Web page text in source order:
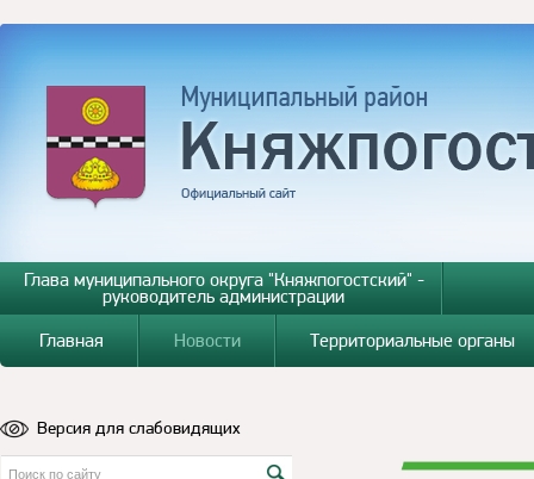
Глава муниципального округа "Княжпогостский" -
руководитель администрации
Главная
Новости Территориальные органы
Версия для слабовидящих